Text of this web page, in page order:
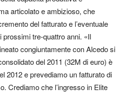
articolato e ambizioso, che
del fatturato e l’eventuale
tre-quattro anni. «Il
congiuntamente con Alcedo si
del 2011 (32M di euro) è
2012 e prevediamo un fatturato di
Crediamo che l’ingresso in Elite